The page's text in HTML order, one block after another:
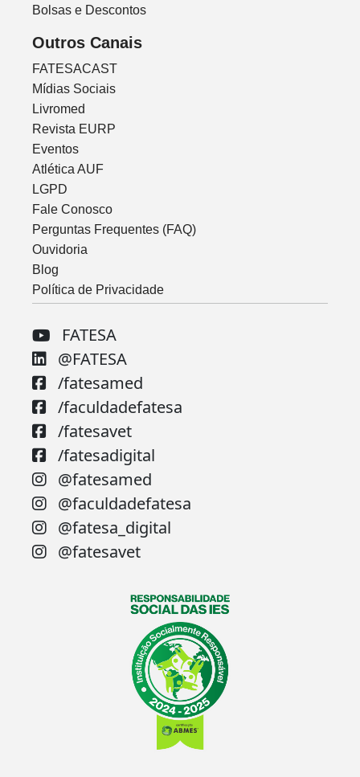
Bolsas e Descontos
Outros Canais
FATESACAST
Mídias Sociais
Livromed
Revista EURP
Eventos
Atlética AUF
LGPD
Fale Conosco
Perguntas Frequentes (FAQ)
Ouvidoria
Blog
Política de Privacidade
FATESA
@FATESA
/fatesamed
/faculdadefatesa
/fatesavet
/fatesadigital
@fatesamed
@faculdadefatesa
@fatesa_digital
@fatesavet